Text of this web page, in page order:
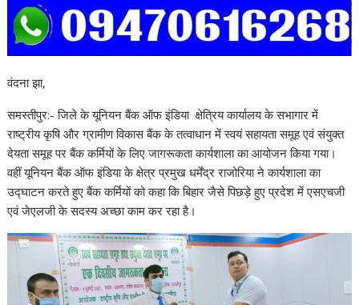
वंदना झा,
समस्तीपुर:- जिले के यूनियन बैंक ऑफ इंडिया क्षेत्रिय कार्यालय के सभागार में
राष्ट्रीय कृषि और ग्रामीण विकास बैंक के तत्वाधान में स्वयं सहायता समूह एवं संयुक्त
देयता समूह पर बैंक कर्मियों के लिए जागरूकता कार्यशाला का आयोजन किया गया।
वहीं यूनियन बैंक ऑफ इंडिया के क्षेत्र प्रमुख धर्मेंद्र राजोरिया ने कार्यशाला का
उद्घाटन करते हुए बैंक कर्मियों को कहा कि बिहार जैसे पिछड़े हुए प्रदेश में एसएचजी
एवं जेएलजी के सदस्य अच्छा काम कर रहा है।